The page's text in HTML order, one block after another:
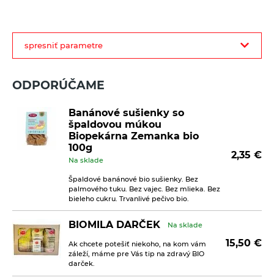
filter
produktov
spresniť parametre
ODPORÚČAME
Banánové sušienky so
špaldovou múkou
Biopekárna Zemanka bio
100g
Na sklade
Špaldové banánové bio sušienky. Bez
palmového tuku. Bez vajec. Bez mlieka. Bez
bieleho cukru. Trvanlivé pečivo bio.
2,35 €
BIOMILA DARČEK Na sklade
Ak chcete potešiť niekoho, na kom vám
záleží, máme pre Vás tip na zdravý BIO
darček.
15,50 €